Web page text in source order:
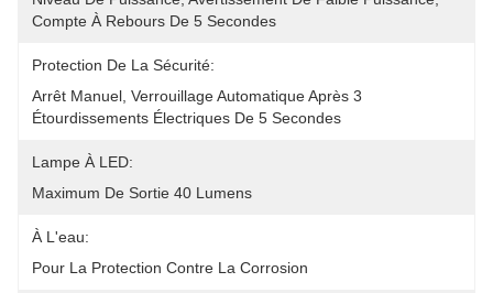
Compte À Rebours De 5 Secondes
Protection De La Sécurité:
Arrêt Manuel, Verrouillage Automatique Après 3
Étourdissements Électriques De 5 Secondes
Lampe À LED:
Maximum De Sortie 40 Lumens
À L'eau:
Pour La Protection Contre La Corrosion